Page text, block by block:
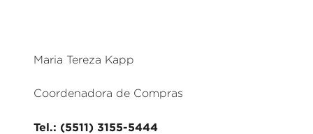
Maria Tereza Kapp
Coordenadora de Compras
Tel.: (5511) 3155-5444